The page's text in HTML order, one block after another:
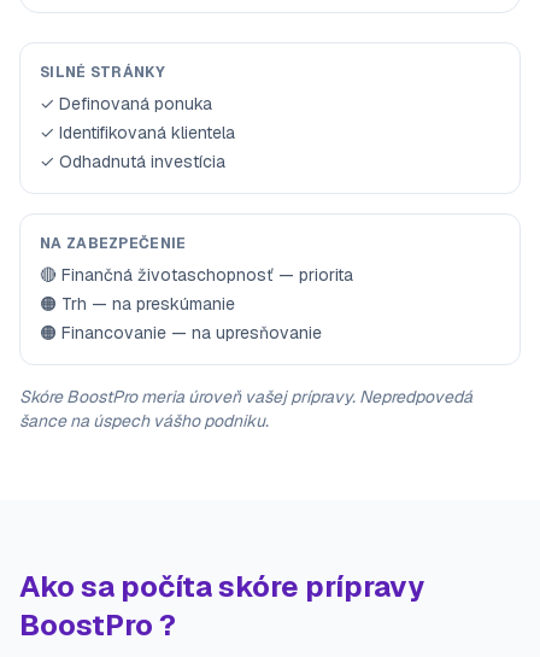
SILNÉ STRÁNKY
✓ Definovaná ponuka
✓ Identifikovaná klientela
✓ Odhadnutá investícia
NA ZABEZPEČENIE
🔴 Finančná životaschopnosť — priorita
🟠 Trh — na preskúmanie
🟠 Financovanie — na upresňovanie
Skóre BoostPro meria úroveň vašej prípravy. Nepredpovedá
šance na úspech vášho podniku.
Ako sa počíta skóre prípravy
BoostPro ?